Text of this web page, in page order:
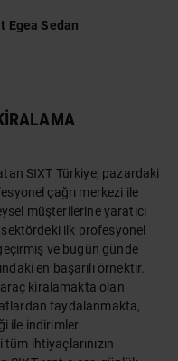
Egea Sedan
SIXT Türkiye; pazardaki
çağrı merkezi ile
müşterilerine yaratıcı
ilk profesyonel
ve bugün günde
en başarılı örnektir.
kiralamakta olan
faydalanmakta,
ile indirimler
ihtiyaçlarınızın